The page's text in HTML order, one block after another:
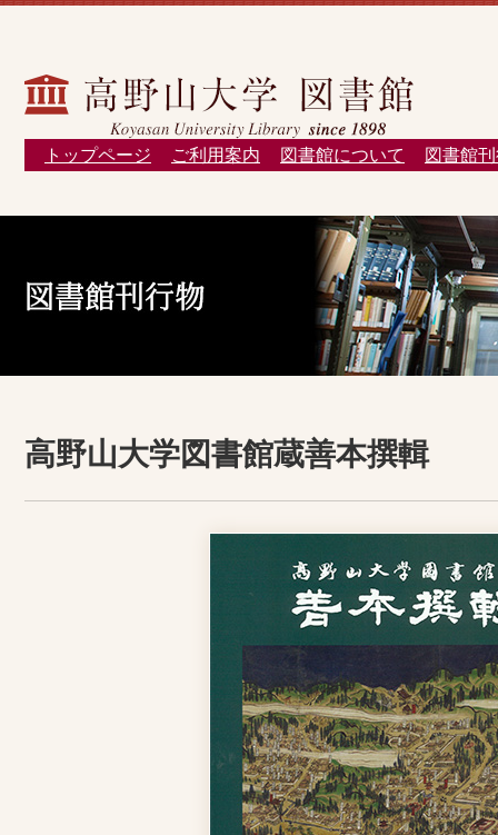
トップページ ご利用案内 図書館について 図書館
高野山大学図書館蔵善本撰輯